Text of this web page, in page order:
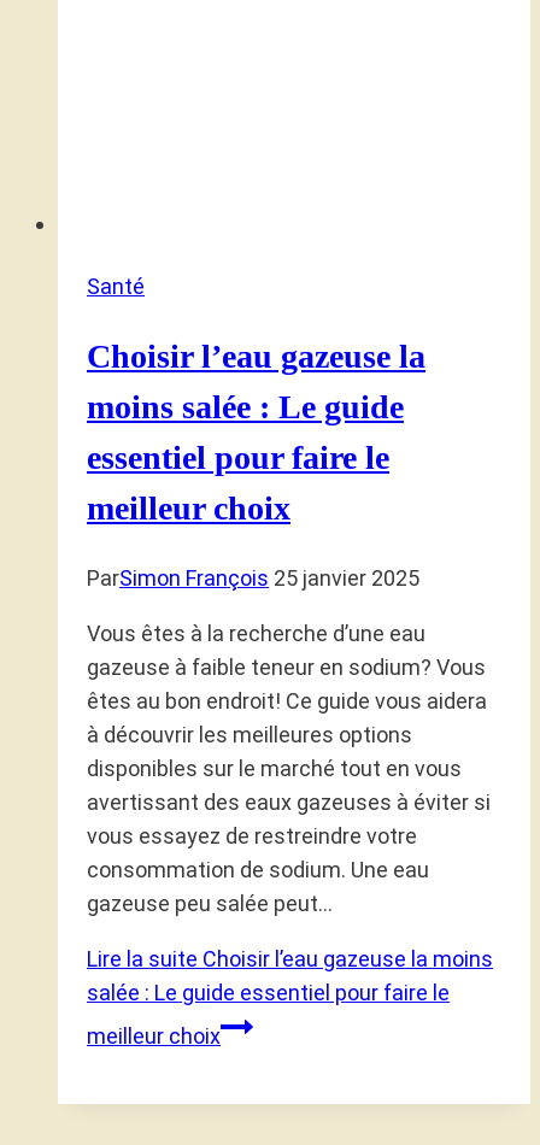
Santé
Choisir l’eau gazeuse la
moins salée : Le guide
essentiel pour faire le
meilleur choix
ParSimon François 25 janvier 2025
Vous êtes à la recherche d’une eau
gazeuse à faible teneur en sodium? Vous
êtes au bon endroit! Ce guide vous aidera
à découvrir les meilleures options
disponibles sur le marché tout en vous
avertissant des eaux gazeuses à éviter si
vous essayez de restreindre votre
consommation de sodium. Une eau
gazeuse peu salée peut…
Lire la suite Choisir l’eau gazeuse la moins
salée : Le guide essentiel pour faire le
meilleur choix